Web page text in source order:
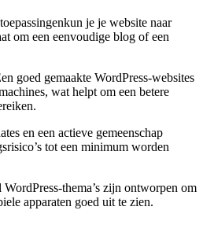
je je website naar
om een eenvoudige blog of een
goed gemaakte WordPress-websites
wat helpt om een betere
en een actieve gemeenschap
tot een minimum worden
WordPress-thema’s zijn ontworpen om
apparaten goed uit te zien.